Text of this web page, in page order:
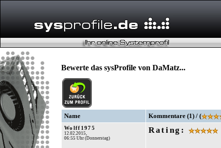
Bewerte das sysProfile von DaMatz...
Name Kommentare (1) / (
Wolff1975
12.02.2015,
06:55 Uhr (Donnerstag)
Rating: